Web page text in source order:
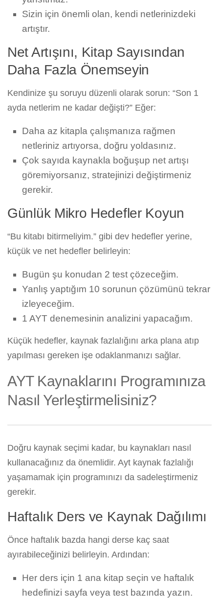
Sizin için önemli olan, kendi netlerinizdeki
artıştır.
Net Artışını, Kitap Sayısından
Daha Fazla Önemseyin
Kendinize şu soruyu düzenli olarak sorun: “Son 1
ayda netlerim ne kadar değişti?” Eğer:
Daha az kitapla çalışmanıza rağmen
netleriniz artıyorsa, doğru yoldasınız.
Çok sayıda kaynakla boğuşup net artışı
göremiyorsanız, stratejinizi değiştirmeniz
gerekir.
Günlük Mikro Hedefler Koyun
“Bu kitabı bitirmeliyim.” gibi dev hedefler yerine,
küçük ve net hedefler belirleyin:
Bugün şu konudan 2 test çözeceğim.
Yanlış yaptığım 10 sorunun çözümünü tekrar
izleyeceğim.
1 AYT denemesinin analizini yapacağım.
Küçük hedefler, kaynak fazlalığını arka plana atıp
yapılması gereken işe odaklanmanızı sağlar.
AYT Kaynaklarını Programınıza
Nasıl Yerleştirmelisiniz?
Doğru kaynak seçimi kadar, bu kaynakları nasıl
kullanacağınız da önemlidir. Ayt kaynak fazlalığı
yaşamamak için programınızı da sadeleştirmeniz
gerekir.
Haftalık Ders ve Kaynak Dağılımı
Önce haftalık bazda hangi derse kaç saat
ayırabileceğinizi belirleyin. Ardından:
Her ders için 1 ana kitap seçin ve haftalık
hedefinizi sayfa veya test bazında yazın.